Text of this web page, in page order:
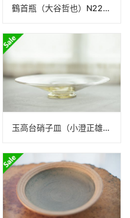
鶴首瓶（大谷哲也）N22A149
玉高台硝子皿（小澄正雄）N22A344